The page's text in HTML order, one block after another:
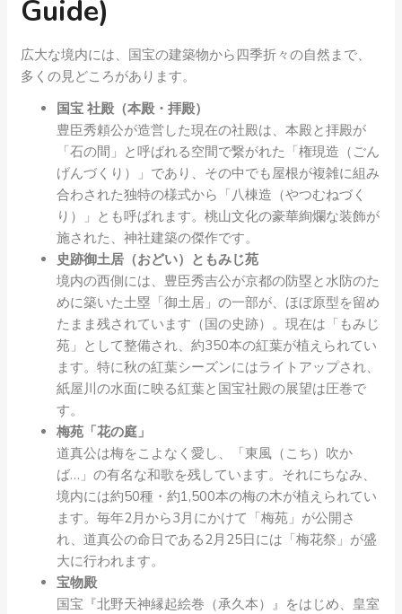
Guide)
広大な境内には、国宝の建築物から四季折々の自然まで、
多くの見どころがあります。
国宝 社殿（本殿・拝殿）
豊臣秀頼公が造営した現在の社殿は、本殿と拝殿が
「石の間」と呼ばれる空間で繋がれた「権現造（ごん
げんづくり）」であり、その中でも屋根が複雑に組み
合わされた独特の様式から「八棟造（やつむねづく
り）」とも呼ばれます。桃山文化の豪華絢爛な装飾が
施された、神社建築の傑作です。
史跡御土居（おどい）ともみじ苑
境内の西側には、豊臣秀吉公が京都の防塁と水防のた
めに築いた土塁「御土居」の一部が、ほぼ原型を留め
たまま残されています（国の史跡）。現在は「もみじ
苑」として整備され、約350本の紅葉が植えられてい
ます。特に秋の紅葉シーズンにはライトアップされ、
紙屋川の水面に映る紅葉と国宝社殿の展望は圧巻で
す。
梅苑「花の庭」
道真公は梅をこよなく愛し、「東風（こち）吹か
ば…」の有名な和歌を残しています。それにちなみ、
境内には約50種・約1,500本の梅の木が植えられてい
ます。毎年2月から3月にかけて「梅苑」が公開さ
れ、道真公の命日である2月25日には「梅花祭」が盛
大に行われます。
宝物殿
国宝『北野天神縁起絵巻（承久本）』をはじめ、皇室